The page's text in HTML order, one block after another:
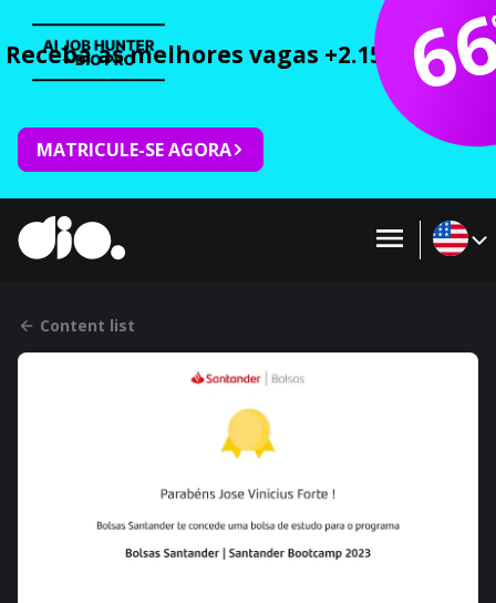
Receba as melhores vagas +2.150 cursos
MATRICULE-SE AGORA
Content list